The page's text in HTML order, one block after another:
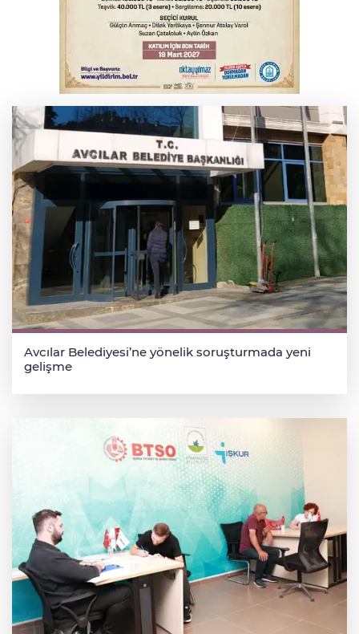
YENİ Parti Genel Başkanı Özel'den
Çerçeve Yasa yorumu
BUÜ’nün laboratuvarları tam kapasite ile
sektörün hizmetinde
Avcılar Belediyesi’ne yönelik soruşturmada yeni
gelişme